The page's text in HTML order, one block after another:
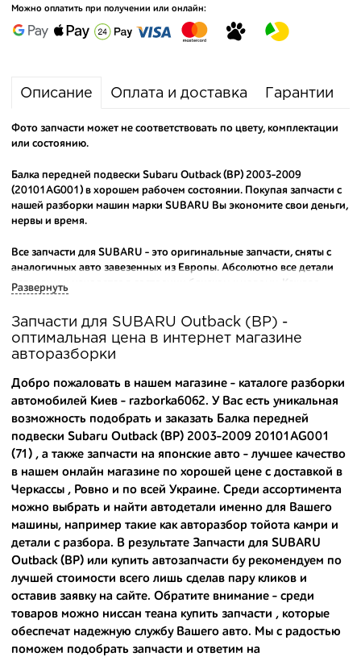
Можно оплатить при получении или онлайн:
Описание Оплата и доставка Гарантии
Фото запчасти может не соответствовать по цвету, комплектации
или состоянию.
Балка передней подвески Subaru Outback (BP) 2003-2009
(20101AG001) в хорошем рабочем состоянии. Покупая запчасти с
нашей разборки машин марки SUBARU Вы экономите свои деньги,
нервы и время.
Все запчасти для SUBARU - это оригинальные запчасти, сняты с
аналогичных авто завезенных из Европы. Абсолютно все детали
исправны и находятся в состоянии близком к новому. Каждая
производителя.
Вашему вниманию предлагаем широкий ассортимент
автозапчастей дляSUBARU Outback (BP) 2003-2009
популярных марок. Мы продаем оригинальные и
высококачественные запчасти, отказываясь от контрафактных
аналогов.
Многие наши оптовые клиенты рекомендуют именно нашу
разборку как надежного и проверенного продавца. Если вам
требуется приобрести оптовую партию деталей для японских
автомобилей, то консультанты нашего интернет-магазина
подберут вам товар и укомплектуют партию. Также мы поможем с
правильным выбором по каталогу автозапчастей.
Купить комплектующие для авто с разборки – хорошее решение.
Ведь наши запчасти:
- доступные по цене;
- сняты только с автомобилей, которые ездили по превосходным
европейским и японским дорогам;
Развернуть
Запчасти для SUBARU Outback (BP) -
оптимальная цена в интернет магазине
авторазборки
Добро пожаловать в нашем магазине - каталоге разборки
автомобилей Киев - razborka6062. У Вас есть уникальная
возможность подобрать и заказать Балка передней
подвески Subaru Outback (BP) 2003-2009 20101AG001
(71) , а также запчасти на японские авто - лучшее качество
в нашем онлайн магазине по хорошей цене с доставкой в
Черкассы , Ровно и по всей Украине. Среди ассортимента
можно выбрать и найти автодетали именно для Вашего
машины, например такие какавторазбор тойота камри и
детали с разбора. В результате Запчасти для SUBARU
Outback (BP) или купить автозапчасти бурекомендуем по
лучшей стоимости всего лишь сделав пару кликов и
оставив заявку на сайте. Обратите внимание - среди
товаров можно ниссан теана купить запчасти , которые
обеспечат надежную службу Вашего авто. Мы с радостью
поможем подобрать запчасти и ответим на